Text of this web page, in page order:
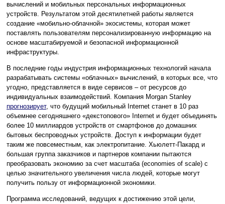
вычислений и мобильных персональных информационных
устройств. Результатом этой десятилетней работы является
создание «мобильно-облачной» экосистемы, которая может
поставлять пользователям персонализированную информацию на
основе масштабируемой и безопасной информационной
инфраструктуры.
В последние годы индустрия информационных технологий начала
разрабатывать системы «облачных» вычислений, в которых все, что
угодно, представляется в виде сервисов – от ресурсов до
индивидуальных взаимодействий. Компания Morgan Stanley
прогнозирует, что будущий мобильный Internet станет в 10 раз
объемнее сегодняшнего «декстопового» Internet и будет объединять
более 10 миллиардов устройств от смартфонов до домашних
бытовых беспроводных устройств. Доступ к информации будет
таким же повсеместным, как электропитание. Хьюлетт-Пакард и
большая группа заказчиков и партнеров компании пытаются
преобразовать экономию за счет масштаба (economies of scale) с
целью значительного увеличения числа людей, которые могут
получить пользу от информационной экономики.
Программа исследований, ведущих к достижению этой цели,